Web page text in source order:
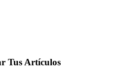
Tus Artículos